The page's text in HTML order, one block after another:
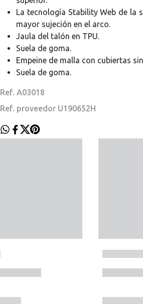
La tecnología Stability Web de la
mayor sujeción en el arco.
Jaula del talón en TPU.
Suela de goma.
Empeine de malla con cubiertas
Suela de goma.
Ref. A03018
Ref. proveedor U190652H